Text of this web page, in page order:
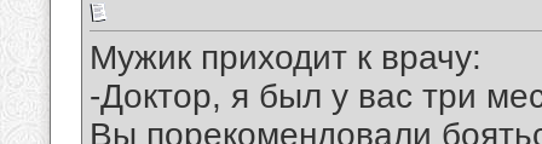
Мужик приходит к врачу:
-Доктор, я был у вас три
Вы порекомендовали